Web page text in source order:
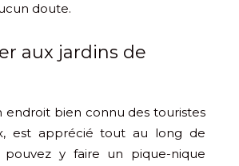
doute.
aux jardins de
endroit bien connu des touristes
est apprécié tout au long de
pouvez y faire un pique-nique